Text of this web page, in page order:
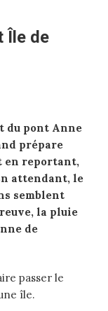
Île de
du pont Anne
prépare
en reportant,
attendant, le
semblent
la pluie
de
passer le
île.